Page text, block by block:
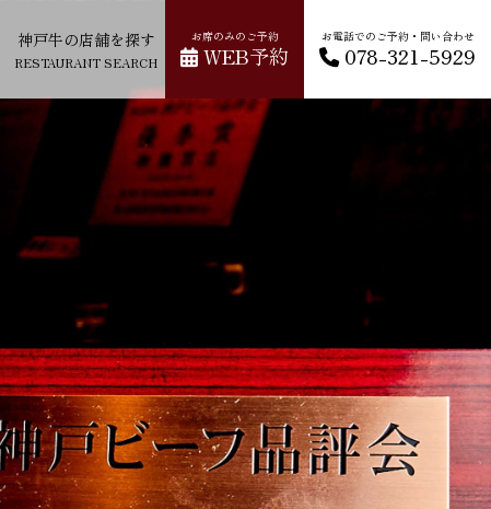
神戸牛の店舗を探す
RESTAURANT SEARCH
お席のみのご予約
WEB予約
お電話でのご予約・問い合わせ
078-321-5929